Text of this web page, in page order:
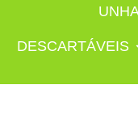
DESCARTÁVEIS